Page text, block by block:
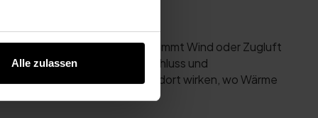
Alle zulassen
man am häufigsten? Wo kommt Wind oder Zugluft
belüftet? Wo sind Stromanschluss und
Der Heizstrahler sollte dort wirken, wo Wärme